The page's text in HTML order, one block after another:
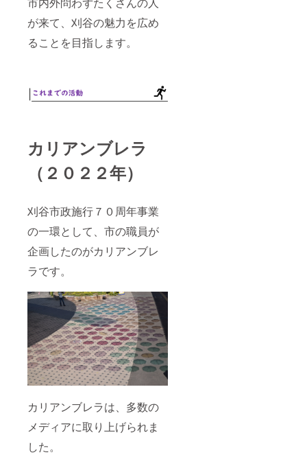
が来て、刈谷の魅力を広め
ることを目指します。
カリアンブレラ
（２０２２年）
刈谷市政施行７０周年事業
の一環として、市の職員が
企画したのがカリアンブレ
ラです。
カリアンブレラは、多数の
メディアに取り上げられま
した。